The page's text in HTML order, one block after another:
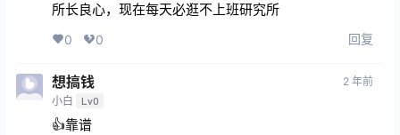
所长良心，现在每天必逛不上班研究所
0 0 回复
想搞钱
小白 Lv0
2 年前
👍靠谱